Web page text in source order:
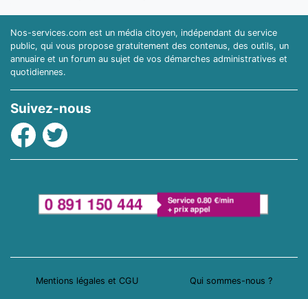
Nos-services.com est un média citoyen, indépendant du service
public, qui vous propose gratuitement des contenus, des outils, un
annuaire et un forum au sujet de vos démarches administratives et
quotidiennes.
Suivez-nous
Facebook
Twitter
Mentions légales et CGU Qui sommes-nous ?